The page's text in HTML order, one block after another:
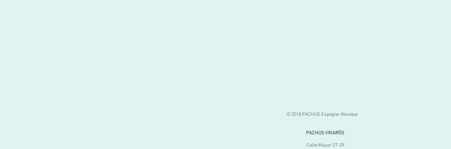
© 2018 PACHUS Espagne-Mexique
PACHUS VINARÒS
.
Calle Mayor 27-29